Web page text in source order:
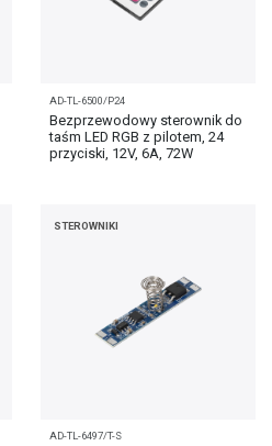
AD-TL-6500/P24
Bezprzewodowy sterownik do
taśm LED RGB z pilotem, 24
przyciski, 12V, 6A, 72W
STEROWNIKI
AD-TL-6497/T-S